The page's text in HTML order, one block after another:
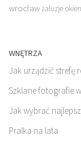
wrocławżaluzje
WNĘTRZA
Jak urządzić strefę
Szklane fotografie
Jak wybrać
Pralka na lata